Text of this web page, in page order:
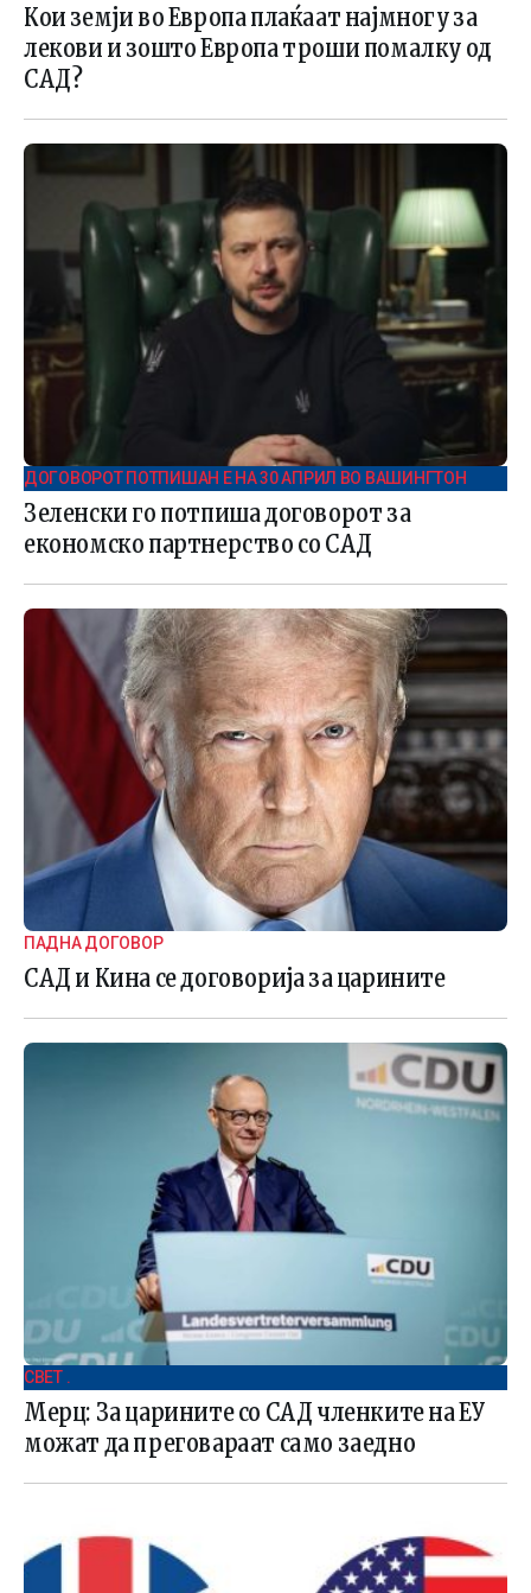
Кои земји во Европа плаќаат најмногу за
лекови и зошто Европа троши помалку од
САД?
ДОГОВОРОТ ПОТПИШАН E НА 30 АПРИЛ ВО ВАШИНГТОН
Зеленски го потпиша договорот за
економско партнерство со САД
ПАДНА ДОГОВOР
САД и Кина се договорија за царините
СВЕТ .
Мерц: За царините со САД членките на ЕУ
можат да преговараат само заедно